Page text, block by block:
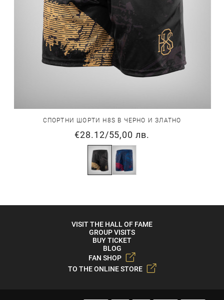
СПОРТНИ ШОРТИ H8S В ЧЕРНО И ЗЛАТНО
€28.12/55,00 лв.
VISIT THE HALL OF FAME
GROUP VISITS
BUY TICKET
BLOG
FAN SHOP
TO THE ONLINE STORE